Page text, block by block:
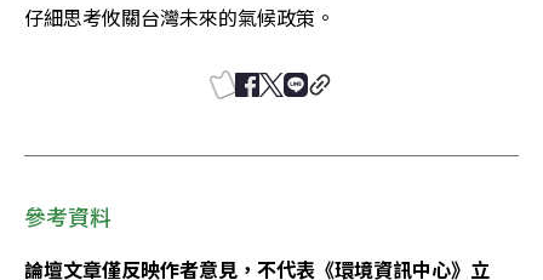
仔細思考攸關台灣未來的氣候政策。
參考資料
論壇文章僅反映作者意見，不代表《環境資訊中心》立